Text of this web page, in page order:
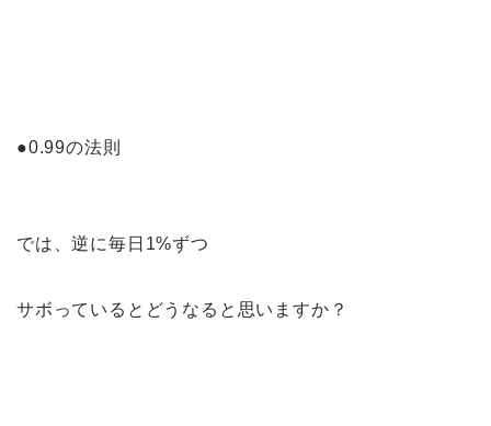
●0.99の法則
では、逆に毎日1%ずつ
サボっているとどうなると思いますか？